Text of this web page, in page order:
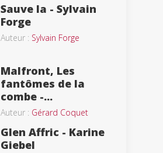
Sauve la - Sylvain
Forge
Auteur : Sylvain Forge
Malfront, Les
fantômes de la
combe -...
Auteur : Gérard Coquet
Glen Affric - Karine
Giebel